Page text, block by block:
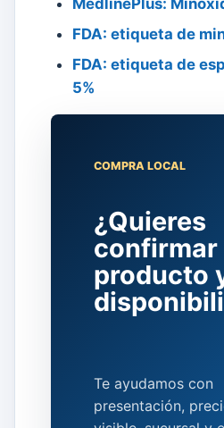
FDA: etiqueta de
FDA: etiqueta de
5%
COMPRA LOCAL
¿Quieres
confirmar
producto
Te ayudamos con
presentación,